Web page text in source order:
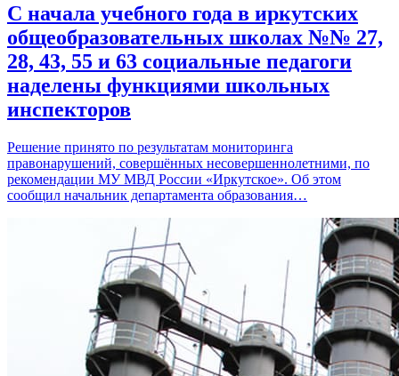
С начала учебного года в иркутских
общеобразовательных школах №№ 27,
28, 43, 55 и 63 социальные педагоги
наделены функциями школьных
инспекторов
Решение принято по результатам мониторинга
правонарушений, совершённых несовершеннолетними, по
рекомендации МУ МВД России «Иркутское». Об этом
сообщил начальник департамента образования…